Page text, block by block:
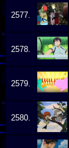
2577.
2578.
2579.
2580.